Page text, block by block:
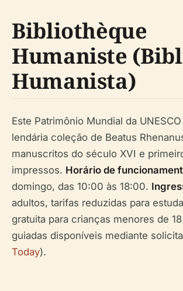
Bibliothèque
Humaniste
Humanista)
Este Patrimônio Mundial da
lendária coleção de Beatus
manuscritos do século XVI e
impressos. Horário de
domingo, das 10:00 às 18:00.
adultos, tarifas reduzidas para
gratuita para crianças menores de
guiadas disponíveis mediante
Today).